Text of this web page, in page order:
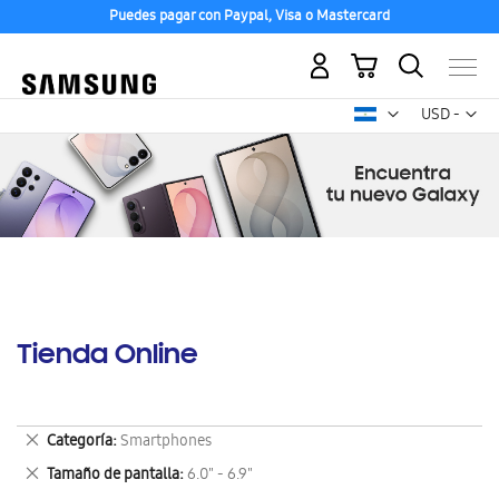
Puedes pagar con Paypal, Visa o Mastercard
USD -
dólar
Mi carrito
Tienda Online
Categoría Smartphones
Eliminar
este
artículo
Tamaño de pantalla 6.0" - 6.9"
Eliminar